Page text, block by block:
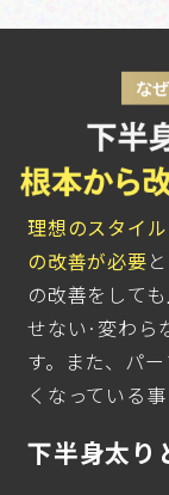
理想のスタイ
の改善が必要
の改善をして
せない·変わら
す。また、パ
くなっている
下半身太り